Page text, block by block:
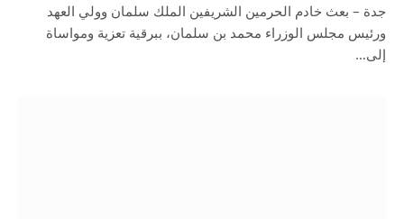
جدة – بعث خادم الحرمين الشريفين الملك سلمان وولي العهد
ورئيس مجلس الوزراء محمد بن سلمان، ببرقية تعزية ومواساة
إلى…